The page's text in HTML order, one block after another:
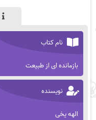
نام کتاب
بازمانده ای از طبیعت
نویسنده
الهه یخی